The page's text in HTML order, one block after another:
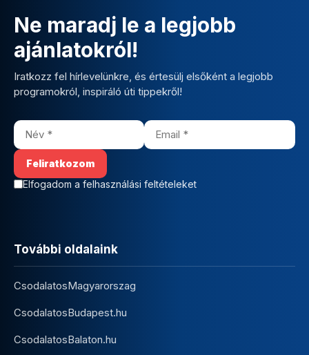
Ne maradj le a legjobb
ajánlatokról!
Iratkozz fel hírlevelünkre, és értesülj elsőként a legjobb
programokról, inspiráló úti tippekről!
Elfogadom a felhasználási feltételeket
További oldalaink
CsodalatosMagyarorszag
CsodalatosBudapest.hu
CsodalatosBalaton.hu